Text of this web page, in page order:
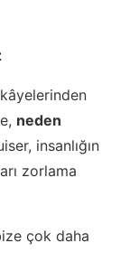
neden
insanlığın
zorlama
çok daha